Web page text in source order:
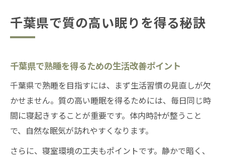
千葉県で質の高い眠りを得る秘訣
千葉県で熟睡を得るための生活改善ポイント
千葉県で熟睡を目指すには、まず生活習慣の見直しが欠
かせません。質の高い睡眠を得るためには、毎日同じ時
間に寝起きすることが重要です。体内時計が整うこと
で、自然な眠気が訪れやすくなります。
さらに、寝室環境の工夫もポイントです。静かで暗く、